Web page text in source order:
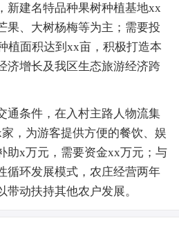
新建名特品种果树种植基地xx
果、大树杨梅等为主；需要投
植面积达到xx亩，积极打造本
济增长及我区生态旅游经济跨
条件，在入村主路人物流集
，为游客提供方便的餐饮、娱
助x万元，需要资金xx万元；与
循环发展模式，农庄经营两年
带动扶持其他农户发展。